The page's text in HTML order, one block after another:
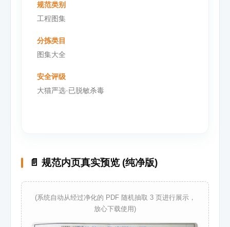
规范类别
工程图集
分拣类目
图集大全
安全评级
大猫严选·已脱敏杀毒
📄 规范内页真实预览 (纯净版)
(系统自动从经过净化的 PDF 随机抽取 3 页进行展示，
放心下载使用)